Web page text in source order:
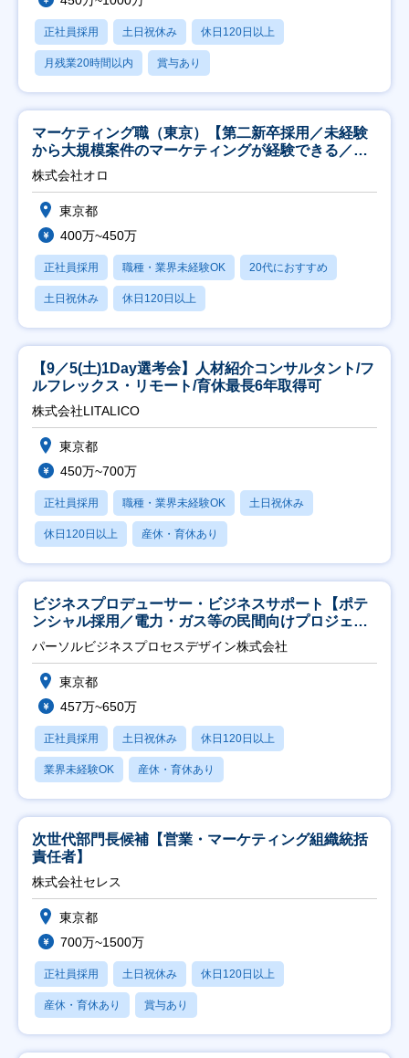
正社員採用 土日祝休み 休日120日以上
月残業20時間以内 賞与あり
マーケティング職（東京）【第二新卒採用／未経験
から大規模案件のマーケティングが経験できる／研
修充実】
株式会社オロ
東京都
400万~450万
正社員採用 職種・業界未経験OK 20代におすすめ
土日祝休み 休日120日以上
【9／5(土)1Day選考会】人材紹介コンサルタント/フ
ルフレックス・リモート/育休最長6年取得可
株式会社LITALICO
東京都
450万~700万
正社員採用 職種・業界未経験OK 土日祝休み
休日120日以上 産休・育休あり
ビジネスプロデューサー・ビジネスサポート【ポテ
ンシャル採用／電力・ガス等の民間向けプロジェク
ト推進】
パーソルビジネスプロセスデザイン株式会社
東京都
457万~650万
正社員採用 土日祝休み 休日120日以上
業界未経験OK 産休・育休あり
次世代部門長候補【営業・マーケティング組織統括
責任者】
株式会社セレス
東京都
700万~1500万
正社員採用 土日祝休み 休日120日以上
産休・育休あり 賞与あり